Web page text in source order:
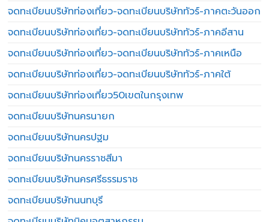
จดทะเบียนบริษัทท่องเที่ยว-จดทะเบียนบริษัททัวร์-ภาคตะวันออก
จดทะเบียนบริษัทท่องเที่ยว-จดทะเบียนบริษัททัวร์-ภาคอีสาน
จดทะเบียนบริษัทท่องเที่ยว-จดทะเบียนบริษัททัวร์-ภาคเหนือ
จดทะเบียนบริษัทท่องเที่ยว-จดทะเบียนบริษัททัวร์-ภาคใต้
จดทะเบียนบริษัทท่องเที่ยว50เขตในกรุงเทพ
จดทะเบียนบริษัทนครนายก
จดทะเบียนบริษัทนครปฐม
จดทะเบียนบริษัทนครราชสีมา
จดทะเบียนบริษัทนครศรีธรรมราช
จดทะเบียนบริษัทนนทบุรี